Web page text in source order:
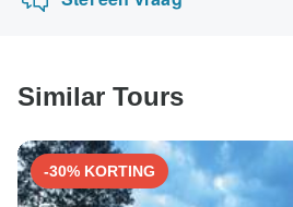
American Express of PayPal.
Similar Tours
-30% KORTING